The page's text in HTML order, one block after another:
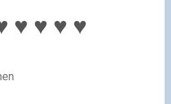
♥ ♥ ♥ ♥